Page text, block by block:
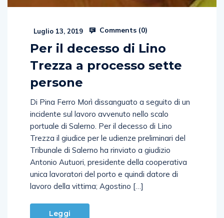
Luglio 13, 2019 Comments (0)
Per il decesso di Lino
Trezza a processo sette
persone
Di Pina Ferro Morì dissanguato a seguito di un
incidente sul lavoro avvenuto nello scalo
portuale di Salerno. Per il decesso di Lino
Trezza il giudice per le udienze preliminari del
Tribunale di Salerno ha rinviato a giudizio
Antonio Autuori, presidente della cooperativa
unica lavoratori del porto e quindi datore di
lavoro della vittima; Agostino […]
Leggi